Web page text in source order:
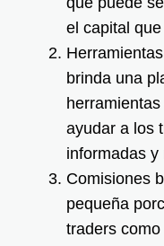
el capital
brinda una
ayudar a los
informadas y
Comisiones
pequeña
traders